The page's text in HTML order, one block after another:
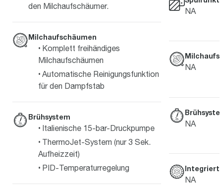
den Milchaufschäumer.
Milchaufschäumen
Komplett freihändiges
Milchaufschäumen
Automatische Reinigungsfunktion
für den Dampfstab
Brühsystem
Italienische 15-bar-Druckpumpe
ThermoJet-System (nur 3 Sek.
Aufheizzeit)
PID-Temperaturregelung
NA
NA
NA
NA